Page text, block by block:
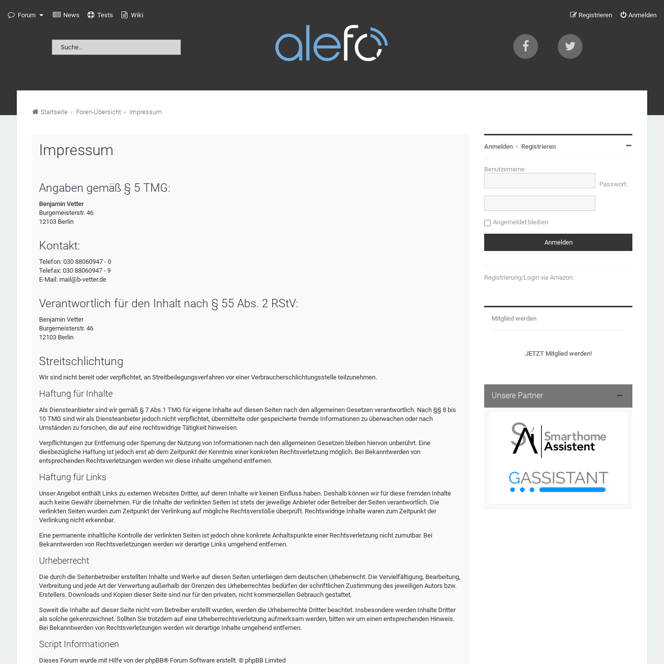
Forum News Tests Wiki Anmelden
Registrieren
Startseite Foren-Übersicht Impressum
Impressum
Angaben gemäß § 5 TMG:
Benjamin Vetter
Burgemeisterstr. 46
12103 Berlin
Kontakt:
Telefon: 030 88060947 - 0
Telefax: 030 88060947 - 9
E-Mail: mail@b-vetter.de
Verantwortlich für den Inhalt nach § 55 Abs. 2 RStV:
Benjamin Vetter
Burgemeisterstr. 46
12103 Berlin
Streitschlichtung
Wir sind nicht bereit oder verpflichtet, an Streitbeilegungsverfahren vor einer Verbraucherschlichtungsstelle teilzunehmen.
Haftung für Inhalte
Als Diensteanbieter sind wir gemäß § 7 Abs.1 TMG für eigene Inhalte auf diesen Seiten nach den allgemeinen Gesetzen verantwortlich. Nach §§ 8 bis
10 TMG sind wir als Diensteanbieter jedoch nicht verpflichtet, übermittelte oder gespeicherte fremde Informationen zu überwachen oder nach
Umständen zu forschen, die auf eine rechtswidrige Tätigkeit hinweisen.
Verpflichtungen zur Entfernung oder Sperrung der Nutzung von Informationen nach den allgemeinen Gesetzen bleiben hiervon unberührt. Eine
diesbezügliche Haftung ist jedoch erst ab dem Zeitpunkt der Kenntnis einer konkreten Rechtsverletzung möglich. Bei Bekanntwerden von
entsprechenden Rechtsverletzungen werden wir diese Inhalte umgehend entfernen.
Haftung für Links
Unser Angebot enthält Links zu externen Websites Dritter, auf deren Inhalte wir keinen Einfluss haben. Deshalb können wir für diese fremden Inhalte
auch keine Gewähr übernehmen. Für die Inhalte der verlinkten Seiten ist stets der jeweilige Anbieter oder Betreiber der Seiten verantwortlich. Die
verlinkten Seiten wurden zum Zeitpunkt der Verlinkung auf mögliche Rechtsverstöße überprüft. Rechtswidrige Inhalte waren zum Zeitpunkt der
Verlinkung nicht erkennbar.
Eine permanente inhaltliche Kontrolle der verlinkten Seiten ist jedoch ohne konkrete Anhaltspunkte einer Rechtsverletzung nicht zumutbar. Bei
Bekanntwerden von Rechtsverletzungen werden wir derartige Links umgehend entfernen.
Urheberrecht
Die durch die Seitenbetreiber erstellten Inhalte und Werke auf diesen Seiten unterliegen dem deutschen Urheberrecht. Die Vervielfältigung, Bearbeitung,
Verbreitung und jede Art der Verwertung außerhalb der Grenzen des Urheberrechtes bedürfen der schriftlichen Zustimmung des jeweiligen Autors bzw.
Erstellers. Downloads und Kopien dieser Seite sind nur für den privaten, nicht kommerziellen Gebrauch gestattet.
Soweit die Inhalte auf dieser Seite nicht vom Betreiber erstellt wurden, werden die Urheberrechte Dritter beachtet. Insbesondere werden Inhalte Dritter
als solche gekennzeichnet. Sollten Sie trotzdem auf eine Urheberrechtsverletzung aufmerksam werden, bitten wir um einen entsprechenden Hinweis.
Bei Bekanntwerden von Rechtsverletzungen werden wir derartige Inhalte umgehend entfernen.
Script Informationen
Dieses Forum wurde mit Hilfe von der phpBB® Forum Software erstellt. © phpBB Limited
Anmelden • Registrieren
Benutzername:
Passwort:
Angemeldet bleiben
Registrierung/Login via Amazon:
Mitglied werden
JETZT Mitglied werden!
Unsere Partner